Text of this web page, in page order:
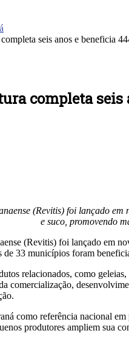
seis anos e beneficia
completa
(Revitis) foi lançado
e suco, promovendo
(Revitis) foi lançado em
33 municípios foram
relacionados, como
comercialização,
como referência nacional
produtores ampliem sua